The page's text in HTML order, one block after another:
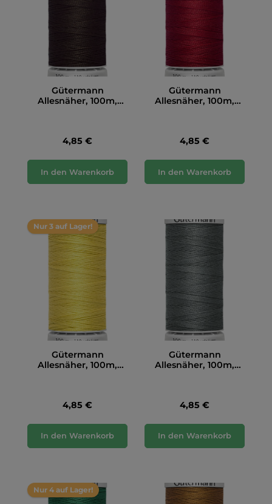
Gütermann
Allesnäher, 100m,
4,85 €
In den Warenkorb
Gütermann
Allesnäher, 100m,
4,85 €
In den Warenkorb
Nur 3 auf Lager!
Gütermann
Allesnäher, 100m,
4,85 €
In den Warenkorb
Gütermann
Allesnäher, 100m,
4,85 €
In den Warenkorb
Nur 4 auf Lager!